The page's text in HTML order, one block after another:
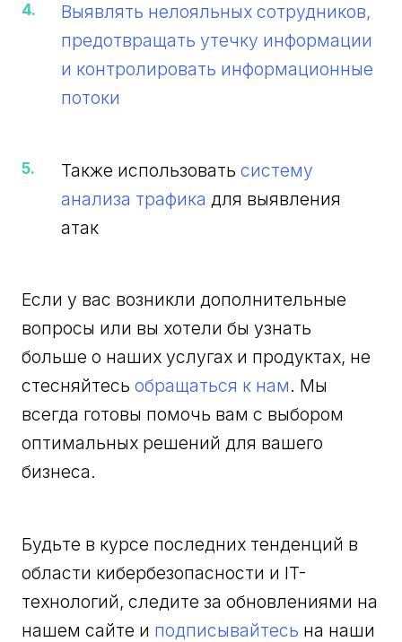
Выявлять нелояльных сотрудников,
предотвращать утечку информации
и контролировать информационные
потоки
Также использовать систему
анализа трафика для выявления
атак
Если у вас возникли дополнительные
вопросы или вы хотели бы узнать
больше о наших услугах и продуктах, не
стесняйтесьобращаться к нам. Мы
всегда готовы помочь вам с выбором
оптимальных решений для вашего
бизнеса.
Будьте в курсе последних тенденций в
области кибербезопасности и IT-
технологий, следите за обновлениями на
нашем сайте и подписывайтесь на наши